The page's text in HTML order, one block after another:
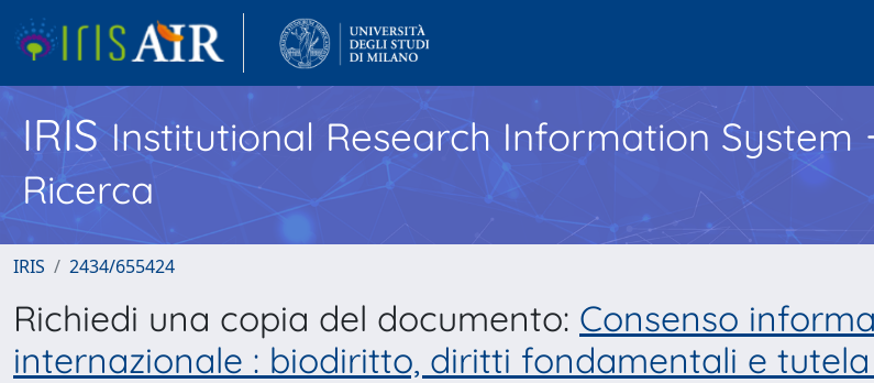
IRISInstitutional Research Information System
Ricerca
IRIS 2434/655424
Richiedi una copia del documento: Consenso
internazionale : biodiritto, diritti fondamentali e